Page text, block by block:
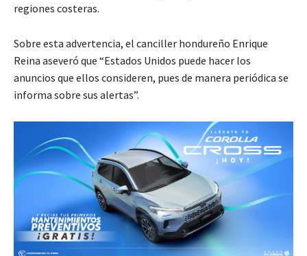
regiones costeras.
Sobre esta advertencia, el canciller hondureño Enrique
Reina aseveró que “Estados Unidos puede hacer los
anuncios que ellos consideren, pues de manera periódica se
informa sobre sus alertas”.